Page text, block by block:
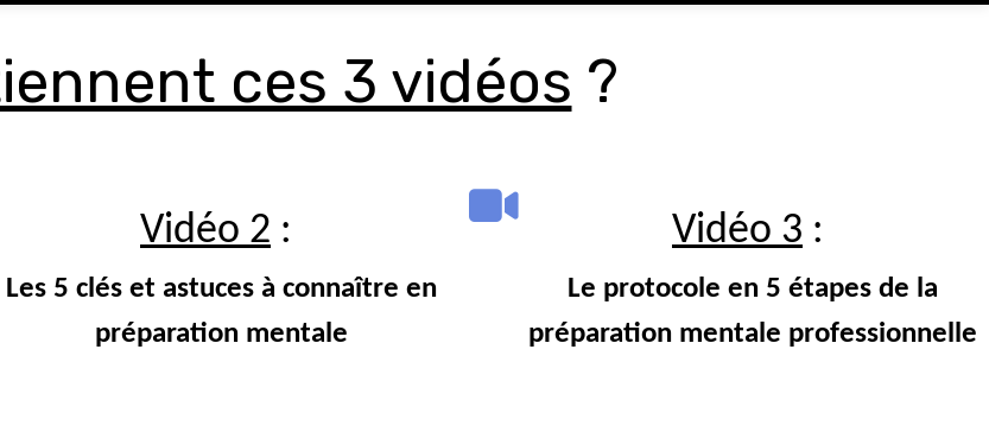
ces 3 vidéos ?
Vidéo 2 :
Les 5 clés et astuces à connaître en
préparation mentale
Vidéo 3 :
Le protocole en 5 étapes de la
préparation mentale professionnelle